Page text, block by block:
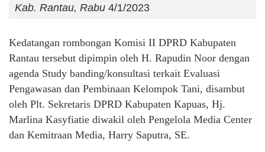
Kab. Rantau, Rabu 4/1/2023
Kedatangan rombongan Komisi II DPRD Kabupaten
Rantau tersebut dipimpin oleh H. Rapudin Noor dengan
agenda Study banding/konsultasi terkait Evaluasi
Pengawasan dan Pembinaan Kelompok Tani, disambut
oleh Plt. Sekretaris DPRD Kabupaten Kapuas, Hj.
Marlina Kasyfiatie diwakil oleh Pengelola Media Center
dan Kemitraan Media, Harry Saputra, SE.